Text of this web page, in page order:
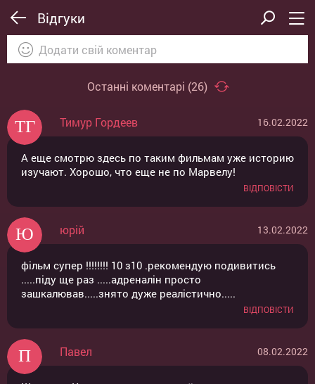
Відгуки
ВІДПРАВИТИ
Останні коментарі (26)
Тимур Гордеев 16.02.2022
А еще смотрю здесь по таким фильмам уже историю
изучают. Хорошо, что еще не по Марвелу!
ВІДПОВІСТИ
юрій 13.02.2022
фільм супер !!!!!!!! 10 з10 .рекомендую подивитись
.....піду ще раз .....адреналін просто
зашкалював.....знято дуже реалістично.....
ВІДПОВІСТИ
Павел 08.02.2022